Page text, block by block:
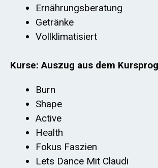
Ernährungsberatung
Getränke
Vollklimatisiert
Kurse: Auszug aus dem
Burn
Shape
Active
Health
Fokus Faszien
Lets Dance Mit Claudi